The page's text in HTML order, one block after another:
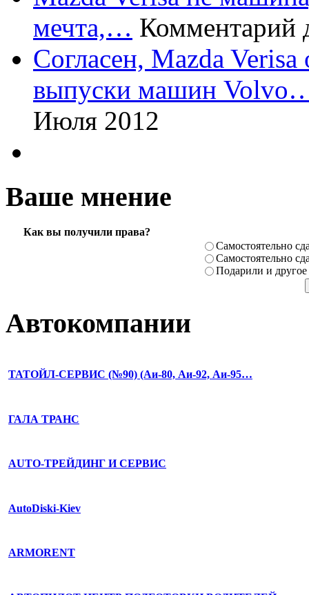
мечта,… Комментарий
Согласен, Mazda
выпуски машин
Июля 2012
Ваше мнение
Как вы получили права?
Самостоя­тельно
Самостоя­тельно
Подарили­ и другое
Автокомпании
ТАТОЙЛ-СЕРВИС (№90) (Аи-80, Аи-92, Аи-95…
ГАЛА ТРАНС
AUTO-ТРЕЙДИНГ И СЕРВИС
AutoDiski-Kiev
ARMORENT